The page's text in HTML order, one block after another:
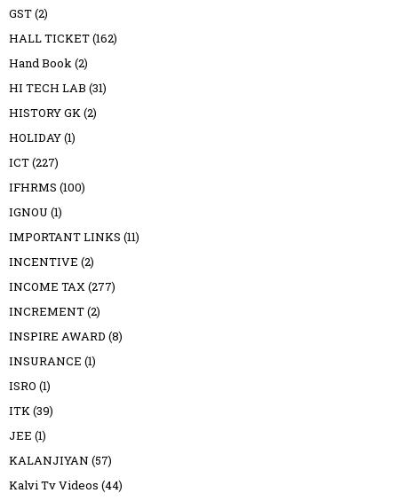
GST(2)
HALL TICKET(162)
Hand Book(2)
HI TECH LAB (31)
HISTORY GK(2)
HOLIDAY(1)
ICT(227)
IFHRMS (100)
IGNOU (1)
IMPORTANT LINKS (11)
INCENTIVE (2)
INCOME TAX(277)
INCREMENT(2)
INSPIRE AWARD (8)
INSURANCE (1)
ISRO (1)
ITK(39)
JEE (1)
KALANJIYAN (57)
Kalvi Tv Videos (44)